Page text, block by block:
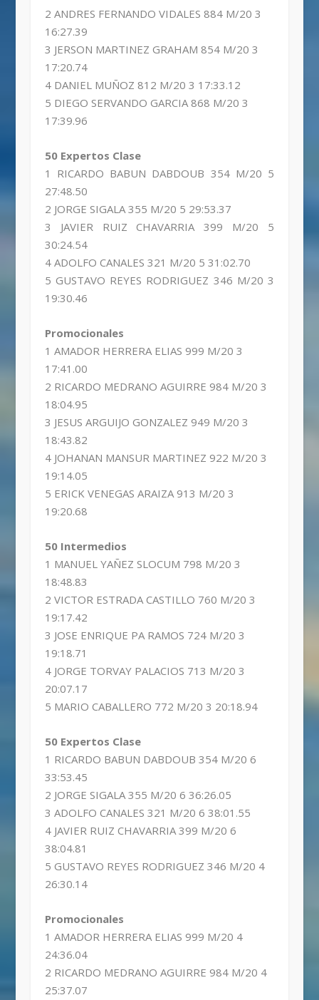
2 ANDRES FERNANDO VIDALES 884 M/20 3
16:27.39
3 JERSON MARTINEZ GRAHAM 854 M/20 3
17:20.74
4 DANIEL MUÑOZ 812 M/20 3 17:33.12
5 DIEGO SERVANDO GARCIA 868 M/20 3
17:39.96
50 Expertos Clase
1 RICARDO BABUN DABDOUB 354 M/20 5
27:48.50
2 JORGE SIGALA 355 M/20 5 29:53.37
3 JAVIER RUIZ CHAVARRIA 399 M/20 5
30:24.54
4 ADOLFO CANALES 321 M/20 5 31:02.70
5 GUSTAVO REYES RODRIGUEZ 346 M/20 3
19:30.46
Promocionales
1 AMADOR HERRERA ELIAS 999 M/20 3
17:41.00
2 RICARDO MEDRANO AGUIRRE 984 M/20 3
18:04.95
3 JESUS ARGUIJO GONZALEZ 949 M/20 3
18:43.82
4 JOHANAN MANSUR MARTINEZ 922 M/20 3
19:14.05
5 ERICK VENEGAS ARAIZA 913 M/20 3
19:20.68
50 Intermedios
1 MANUEL YAÑEZ SLOCUM 798 M/20 3
18:48.83
2 VICTOR ESTRADA CASTILLO 760 M/20 3
19:17.42
3 JOSE ENRIQUE PA RAMOS 724 M/20 3
19:18.71
4 JORGE TORVAY PALACIOS 713 M/20 3
20:07.17
5 MARIO CABALLERO 772 M/20 3 20:18.94
50 Expertos Clase
1 RICARDO BABUN DABDOUB 354 M/20 6
33:53.45
2 JORGE SIGALA 355 M/20 6 36:26.05
3 ADOLFO CANALES 321 M/20 6 38:01.55
4 JAVIER RUIZ CHAVARRIA 399 M/20 6
38:04.81
5 GUSTAVO REYES RODRIGUEZ 346 M/20 4
26:30.14
Promocionales
1 AMADOR HERRERA ELIAS 999 M/20 4
24:36.04
2 RICARDO MEDRANO AGUIRRE 984 M/20 4
25:37.07